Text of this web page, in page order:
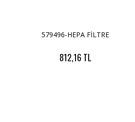
579496-HEPA FİLTRE
812,16 TL